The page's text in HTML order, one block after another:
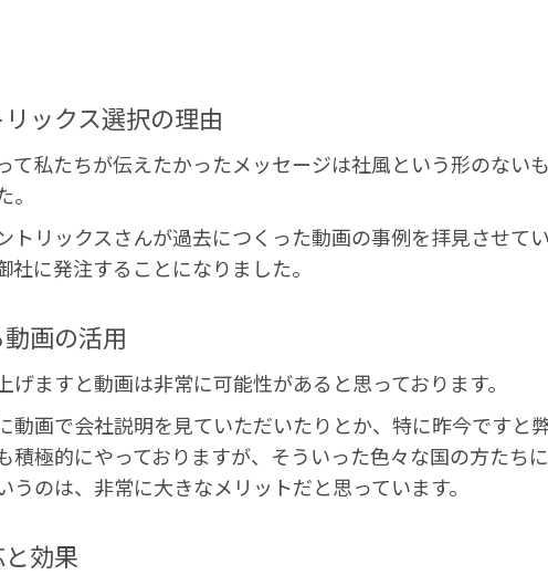
ックス選択の理由
て私たちが伝えたかったメッセージは社風という形のない
トリックスさんが過去につくった動画の事例を拝見させて
に発注することになりました。
画の活用
げますと動画は非常に可能性があると思っております。
動画で会社説明を見ていただいたりとか、特に昨今ですと
積極的にやっておりますが、そういった色々な国の方たち
うのは、非常に大きなメリットだと思っています。
効果